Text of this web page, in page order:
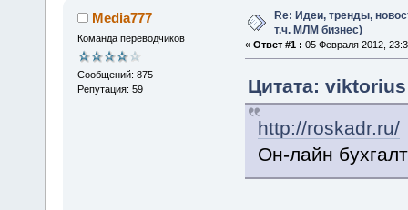
Media777
Команда переводчиков
Сообщений: 875
Репутация: 59
Re: Идеи, тренды,
т.ч. МЛМ бизнес)
« Ответ #1 : 05 Февраля 2012,
Цитата:
http://roskadr.ru/
Он-лайн